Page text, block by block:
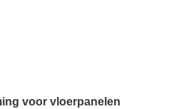
voor vloerpanelen